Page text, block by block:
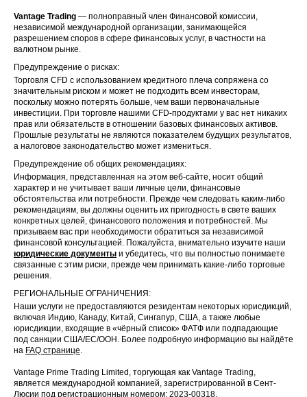
Vantage Trading — полноправный член Финансовой комиссии,
независимой международной организации, занимающейся
разрешением споров в сфере финансовых услуг, в частности на
валютном рынке.
Предупреждение о рисках:
Торговля CFD с использованием кредитного плеча сопряжена со
значительным риском и может не подходить всем инвесторам,
поскольку можно потерять больше, чем ваши первоначальные
инвестиции. При торговле нашими CFD-продуктами у вас нет никаких
прав или обязательств в отношении базовых финансовых активов.
Прошлые результаты не являются показателем будущих результатов,
а налоговое законодательство может измениться.
Предупреждение об общих рекомендациях:
Информация, представленная на этом веб-сайте, носит общий
характер и не учитывает ваши личные цели, финансовые
обстоятельства или потребности. Прежде чем следовать каким-либо
рекомендациям, вы должны оценить их пригодность в свете ваших
конкретных целей, финансового положения и потребностей. Мы
призываем вас при необходимости обратиться за независимой
финансовой консультацией. Пожалуйста, внимательно изучите наши
юридические документы и убедитесь, что вы полностью понимаете
связанные с этим риски, прежде чем принимать какие-либо торговые
решения.
РЕГИОНАЛЬНЫЕ ОГРАНИЧЕНИЯ:
Наши услуги не предоставляются резидентам некоторых юрисдикций,
включая Индию, Канаду, Китай, Сингапур, США, а также любые
юрисдикции, входящие в «чёрный список» ФАТФ или подпадающие
под санкции США/ЕС/ООН. Более подробную информацию вы найдёте
на FAQ странице.
Vantage Prime Trading Limited, торгующая как Vantage Trading,
является международной компанией, зарегистрированной в Сент-
Люсии под регистрационным номером: 2023-00318.